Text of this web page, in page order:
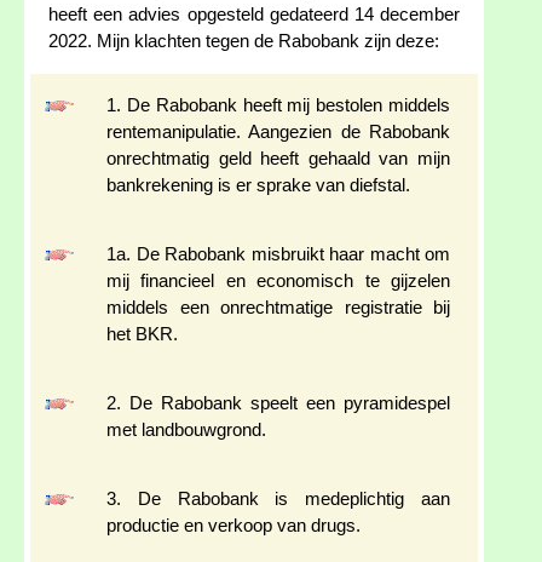
heeft een advies opgesteld gedateerd 14 december
2022. Mijn klachten tegen de Rabobank zijn deze:
1. De Rabobank heeft mij bestolen middels
rentemanipulatie. Aangezien de Rabobank
onrechtmatig geld heeft gehaald van mijn
bankrekening is er sprake van diefstal.
1a. De Rabobank misbruikt haar macht om
mij financieel en economisch te gijzelen
middels een onrechtmatige registratie bij
het BKR.
2. De Rabobank speelt een pyramidespel
met landbouwgrond.
3. De Rabobank is medeplichtig aan
productie en verkoop van drugs.